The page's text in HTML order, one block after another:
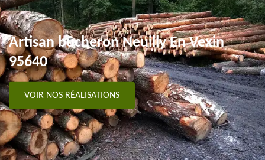
Artisan bûcheron Neuilly En Vexin
95640
VOIR NOS RÉALISATIONS